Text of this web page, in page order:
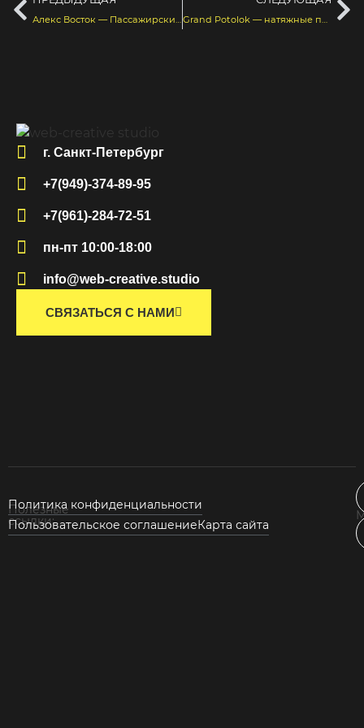
г. Санкт-Петербург
+7(949)-374-89-95
+7(961)-284-72-51
пн-пт 10:00-18:00
info@web-creative.studio
СВЯЗАТЬСЯ С НАМИ
Полезные
ссылки:
Политика конфиденциальности
Пользовательское соглашениеКарта сайта